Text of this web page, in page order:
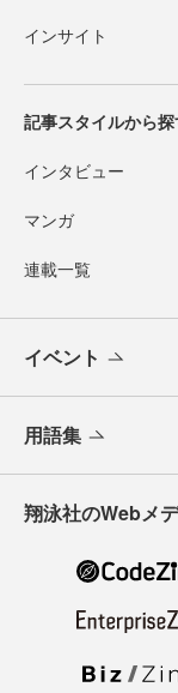
インサイト
記事スタイルから
インタビュー
マンガ
連載一覧
イベント
用語集
翔泳社のWebメ